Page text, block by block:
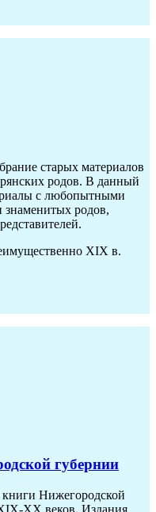
старых материалов
родов. В данный
с любопытными
знаменитых родов,
XIX в.
губернии
Нижегородской
ХХ веков. Издания